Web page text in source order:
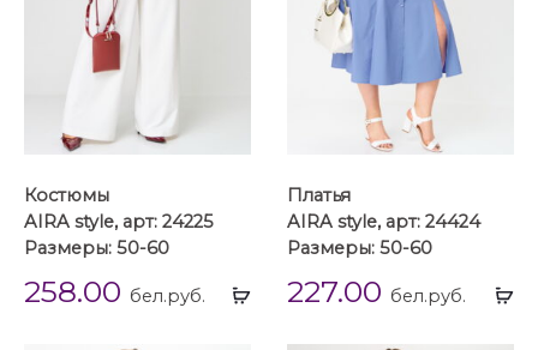
Выбрать
Костюмы
AIRA style, арт: 24225
Размеры: 50-60
258.00 бел.руб.
Платья
AIRA style, арт: 24424
Размеры: 50-60
227.00 бел.руб.